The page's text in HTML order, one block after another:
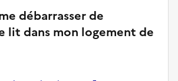
débarrasser de
lit dans mon logement de